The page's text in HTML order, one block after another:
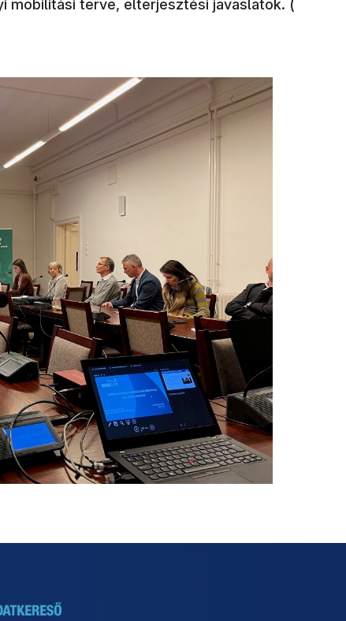
mobilitási terve, elterjesztési javaslatok. (